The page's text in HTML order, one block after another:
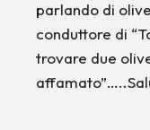
parlando di
conduttore di
trovare due